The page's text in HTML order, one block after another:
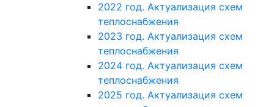
2022 год. Актуализация схем
теплоснабжения
2023 год. Актуализация схем
теплоснабжения
2024 год. Актуализация схем
теплоснабжения
2025 год. Актуализация схем